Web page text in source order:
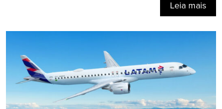
Leia mais